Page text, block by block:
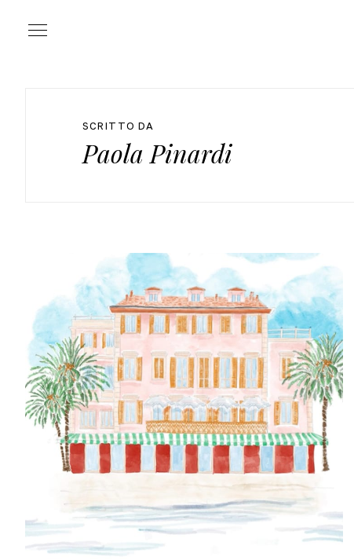
Menu
SCRITTO DA
Paola Pinardi